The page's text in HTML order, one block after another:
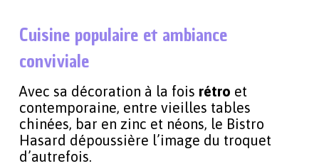
Cuisine populaire et ambiance
conviviale
Avec sa décoration à la fois rétro et
contemporaine, entre vieilles tables
chinées, bar en zinc et néons, le Bistro
Hasard dépoussière l’image du troquet
d’autrefois.